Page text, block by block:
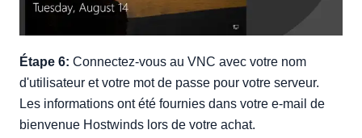
Étape 6: Connectez-vous au VNC avec votre nom
d'utilisateur et votre mot de passe pour votre serveur.
Les informations ont été fournies dans votre e-mail de
bienvenue Hostwinds lors de votre achat.